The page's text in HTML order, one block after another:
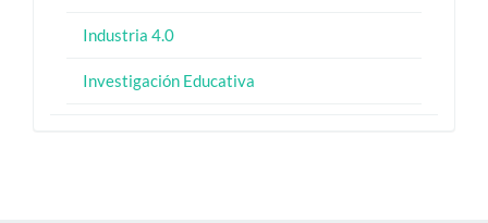
Industria 4.0
Investigación Educativa